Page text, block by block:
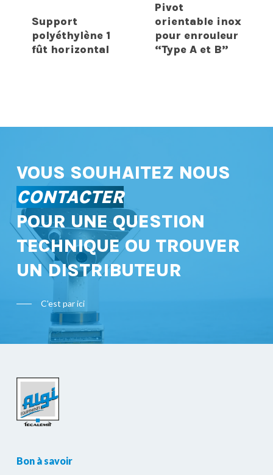
Support
polyéthylène 1
fût horizontal
Pivot
orientable inox
pour enrouleur
“Type A et B”
VOUS SOUHAITEZ NOUS
CONTACTER
POUR UNE QUESTION
TECHNIQUE OU TROUVER
UN DISTRIBUTEUR
C'est par ici
Bon à savoir